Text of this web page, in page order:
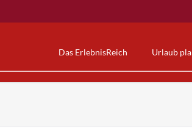
Das ErlebnisReich
Alpspitz-
Urlaub